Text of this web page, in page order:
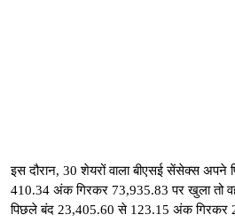
इस दौरान, 30 शेयरों वाला बीएसई सेंसेक्स
410.34 अंक गिरकर 73,935.83 पर खुला तो
पिछले बंद 23,405.60 से 123.15 अंक गिरकर